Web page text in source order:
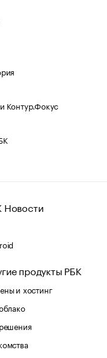
Контур.Фокус
Новости
продукты РБК
и хостинг